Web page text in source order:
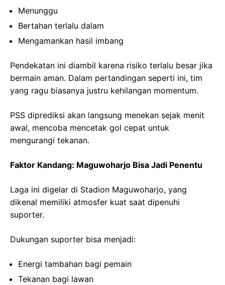
Menunggu
Bertahan terlalu dalam
Mengamankan hasil imbang
Pendekatan ini diambil karena risiko terlalu besar jika
bermain aman. Dalam pertandingan seperti ini, tim
yang ragu biasanya justru kehilangan momentum.
PSS diprediksi akan langsung menekan sejak menit
awal, mencoba mencetak gol cepat untuk
mengurangi tekanan.
Faktor Kandang: Maguwoharjo Bisa Jadi Penentu
Laga ini digelar di Stadion Maguwoharjo, yang
dikenal memiliki atmosfer kuat saat dipenuhi
suporter.
Dukungan suporter bisa menjadi:
Energi tambahan bagi pemain
Tekanan bagi lawan